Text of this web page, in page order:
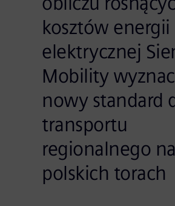
kosztów energii
elektrycznej
Mobility
nowy standard
transportu
regionalnego na
polskich torach